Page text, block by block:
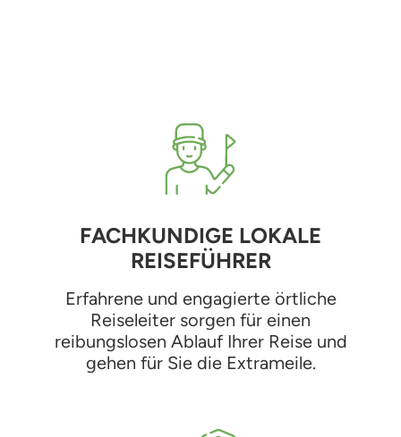
FACHKUNDIGE LOKALE
REISEFÜHRER
Erfahrene und engagierte örtliche
Reiseleiter sorgen für einen
reibungslosen Ablauf Ihrer Reise und
gehen für Sie die Extrameile.